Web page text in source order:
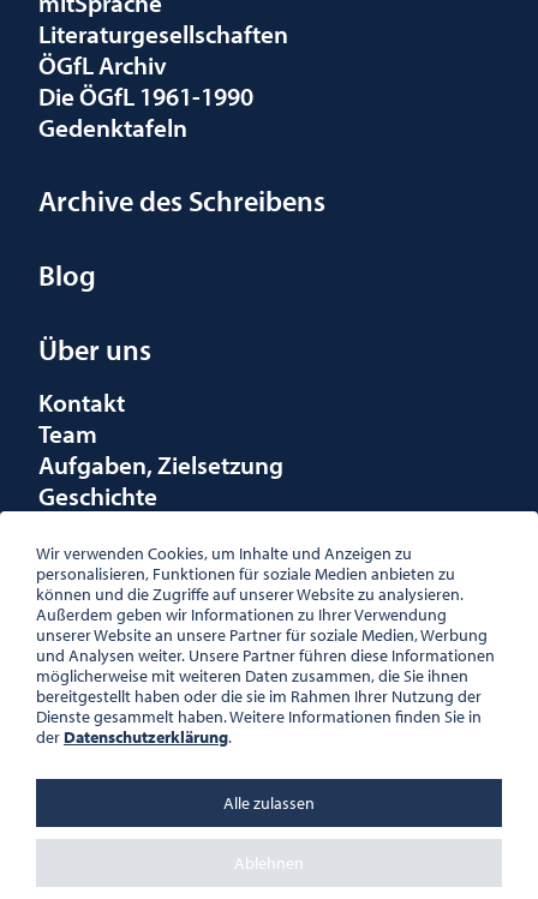
Literaturgesellschaften
ÖGfL Archiv
Die ÖGfL 1961-1990
Gedenktafeln
Archive des Schreibens
Blog
Über uns
Kontakt
Team
Aufgaben, Zielsetzung
Geschichte
Förderungen
Logo
ÖSTERREICHISCHE
GESELLSCHAFT FÜR LITERATUR
PALAIS WILCZEK, HERRENGASSE
ZVR-NR.: 508018443
16:00 UHR, FR 10:00 – 13:00 UHR
DATENSCHUTZ
Wir verwenden Cookies, um Inhalte und Anzeigen zu
personalisieren, Funktionen für soziale Medien anbieten zu
können und die Zugriffe auf unserer Website zu analysieren.
Außerdem geben wir Informationen zu Ihrer Verwendung
unserer Website an unsere Partner für soziale Medien, Werbung
und Analysen weiter. Unsere Partner führen diese Informationen
möglicherweise mit weiteren Daten zusammen, die Sie ihnen
bereitgestellt haben oder die sie im Rahmen Ihrer Nutzung der
Dienste gesammelt haben. Weitere Informationen finden Sie in
der Datenschutzerklärung.
Ablehnen
Alle zulassen